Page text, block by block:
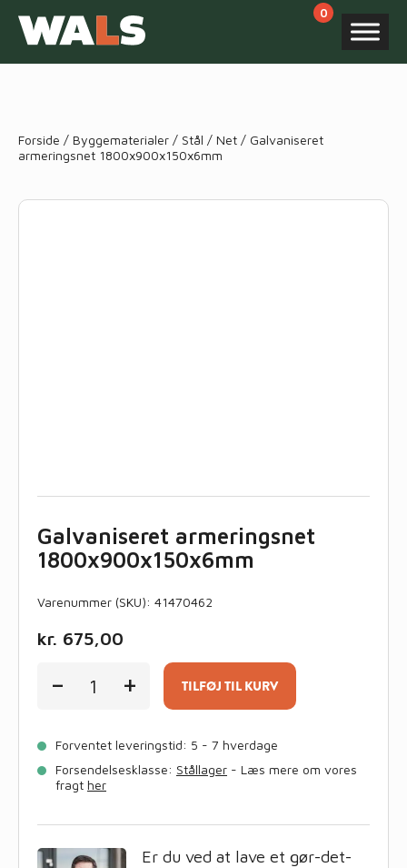
Forside / Byggematerialer / Stål / Net / Galvaniseret
armeringsnet 1800x900x150x6mm
Galvaniseret armeringsnet
1800x900x150x6mm
Varenummer (SKU): 41470462
kr. 675,00
-
armeringsnet
+ TILFØJ TIL KURV
Forventet leveringstid: 5 - 7 hverdage
Forsendelsesklasse: Stållager - Læs mere om vores
fragt her
Er du ved at lave et gør-det-